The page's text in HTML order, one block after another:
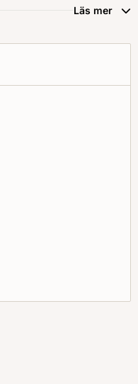
kommer även att
Läs mer